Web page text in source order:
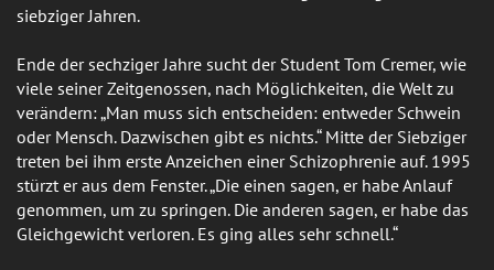
siebziger Jahren.
Ende der sechziger Jahre sucht der Student Tom Cremer, wie
viele seiner Zeitgenossen, nach Möglichkeiten, die Welt zu
verändern: „Man muss sich entscheiden: entweder Schwein
oder Mensch. Dazwischen gibt es nichts.“ Mitte der Siebziger
treten bei ihm erste Anzeichen einer Schizophrenie auf. 1995
stürzt er aus dem Fenster. „Die einen sagen, er habe Anlauf
genommen, um zu springen. Die anderen sagen, er habe das
Gleichgewicht verloren. Es ging alles sehr schnell.“